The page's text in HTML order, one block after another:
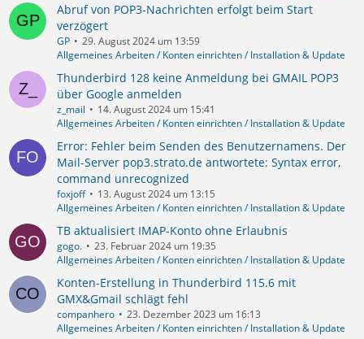
Abruf von POP3-Nachrichten erfolgt beim Start
verzögert
GP
29. August 2024 um 13:59
Allgemeines Arbeiten / Konten einrichten / Installation & Update
Thunderbird 128 keine Anmeldung bei GMAIL POP3
über Google anmelden
z_mail
14. August 2024 um 15:41
Allgemeines Arbeiten / Konten einrichten / Installation & Update
Error: Fehler beim Senden des Benutzernamens. Der
Mail-Server pop3.strato.de antwortete: Syntax error,
command unrecognized
foxjoff
13. August 2024 um 13:15
Allgemeines Arbeiten / Konten einrichten / Installation & Update
TB aktualisiert IMAP-Konto ohne Erlaubnis
gogo.
23. Februar 2024 um 19:35
Allgemeines Arbeiten / Konten einrichten / Installation & Update
Konten-Erstellung in Thunderbird 115.6 mit
GMX&Gmail schlägt fehl
companhero
23. Dezember 2023 um 16:13
Allgemeines Arbeiten / Konten einrichten / Installation & Update